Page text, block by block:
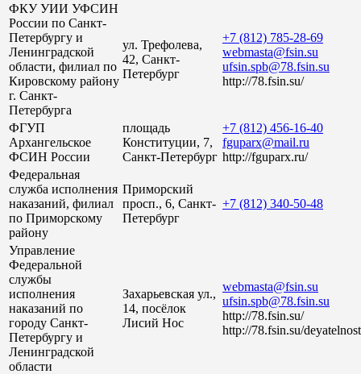
ФКУ УИИ УФСИН
России по Санкт-
Петербургу и
Ленинградской
области, филиал по
Кировскому району
г. Санкт-
Петербурга
ул. Трефолева,
42, Санкт-
Петербург
+7 (812) 785-28-69
webmasta@fsin.su
ufsin.spb@78.fsin.su
http://78.fsin.su/
ФГУП
Архангельское
ФСИН России
площадь
Конституции, 7,
Санкт-Петербург
+7 (812) 456-16-40
fguparx@mail.ru
http://fguparx.ru/
Федеральная
служба исполнения
наказаний, филиал
по Приморскому
району
Приморский
просп., 6, Санкт-
Петербург
+7 (812) 340-50-48
Управление
Федеральной
службы
исполнения
наказаний по
городу Санкт-
Петербургу и
Ленинградской
области
Захарьевская ул.,
14, посёлок
Лисий Нос
webmasta@fsin.su
ufsin.spb@78.fsin.su
http://78.fsin.su/
http://78.fsin.su/